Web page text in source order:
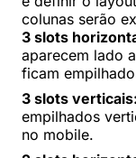
colunas serão
3 slots
aparecem lado
ficam
3 slots verticais:
empilhados
no mobile.